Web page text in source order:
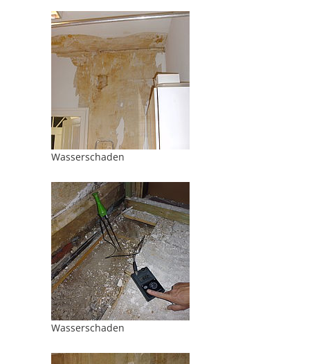
Wasserschaden
Wasserschaden